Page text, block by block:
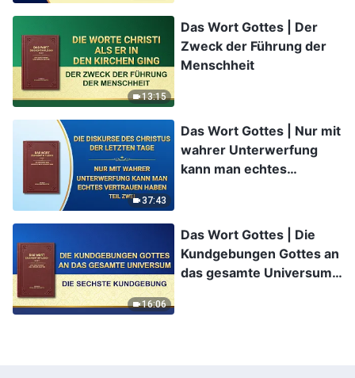
13:15
Das Wort Gottes | Der
Zweck der Führung der
Menschheit
37:43
Das Wort Gottes | Nur mit
wahrer Unterwerfung
kann man echtes
16:06
Das Wort Gottes | Die
Kundgebungen Gottes an
das gesamte Universum: